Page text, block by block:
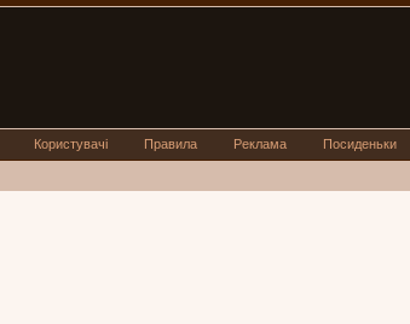
Користувачі Правила Реклама Посиденьки